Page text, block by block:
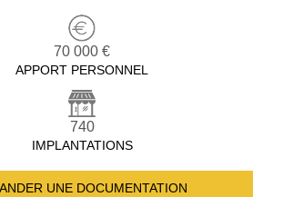
70 000 €
APPORT PERSONNEL
740
IMPLANTATIONS
UNE DOCUMENTATION